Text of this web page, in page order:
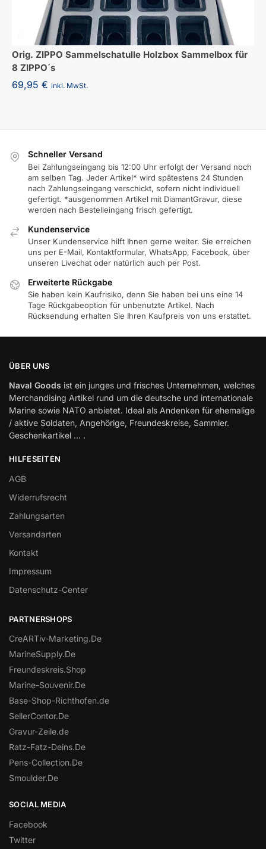
Orig. ZIPPO Sammelschatulle Holzbox Sammelbox für
8 ZIPPO´s
69,95 € inkl. MwSt.
Schneller Versand
Bei Zahlungseingang bis 12:00 Uhr erfolgt der Versand noch
am selben Tag. Jeder Artikel* wird spätestens 24 Stunden
nach Zahlungseingang verschickt, sofern nicht individuell
gefertigt. *ausgenommen Artikel mit DiamantGravur, diese
werden nach Bestelleingang frisch gefertigt.
Kundenservice
Unser Kundenservice hilft Ihnen gerne weiter. Sie erreichen
uns per E-Mail, Kontaktformular, WhatsApp, Facebook, über
unseren Livechat oder natürlich auch per Post.
Erweiterte Rückgabe
Sie haben kein Kaufrisiko, denn Sie haben bei uns eine 14
Tage Rückgabeoption für unbenutzte Artikel. Nach
Rücksendung erhalten Sie Ihren Kaufpreis von uns erstattet.
ÜBER UNS
Naval Goods ist ein junges und frisches Unternehmen, welches
Merchandising Artikel rund um die deutsche und internationale
Marine sowie NATO anbietet. Ideal als Andenken für ehemalige
/ aktive Soldaten, Angehörige, Freundeskreise, Sammler.
Geschenkartikel … .
HILFESEITEN
AGB
Widerrufsrecht
Zahlungsarten
Versandarten
Kontakt
Impressum
Datenschutz-Center
PARTNERSHOPS
CreARTiv-Marketing.De
MarineSupply.De
Freundeskreis.Shop
Marine-Souvenir.De
Base-Shop-Richthofen.de
SellerContor.De
Gravur-Zeile.de
Ratz-Fatz-Deins.De
Pens-Collection.De
Smoulder.De
SOCIAL MEDIA
Facebook
Twitter